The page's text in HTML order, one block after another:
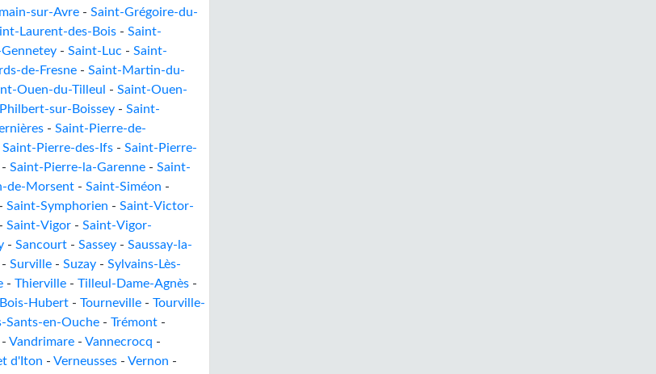
sur-Avre - Saint-Grégoire-du-
Laurent-des-Bois - Saint-
- Saint-Luc - Saint-
de-Fresne - Saint-Martin-du-
Ouen-du-Tilleul - Saint-Ouen-
sur-Boissey - Saint-
- Saint-Pierre-de-
Saint-Pierre-des-Ifs - Saint-Pierre-
- Saint-Pierre-la-Garenne - Saint-
de-Morsent - Saint-Siméon -
- Saint-Symphorien - Saint-Victor-
- Saint-Vigor - Saint-Vigor-
- Sancourt - Sassey - Saussay-la-
- Surville - Suzay - Sylvains-Lès-
- Thierville - Tilleul-Dame-Agnès -
Hubert - Tourneville - Tourville-
Sants-en-Ouche - Trémont -
- Vandrimare - Vannecrocq -
d'Iton - Verneusses - Vernon -